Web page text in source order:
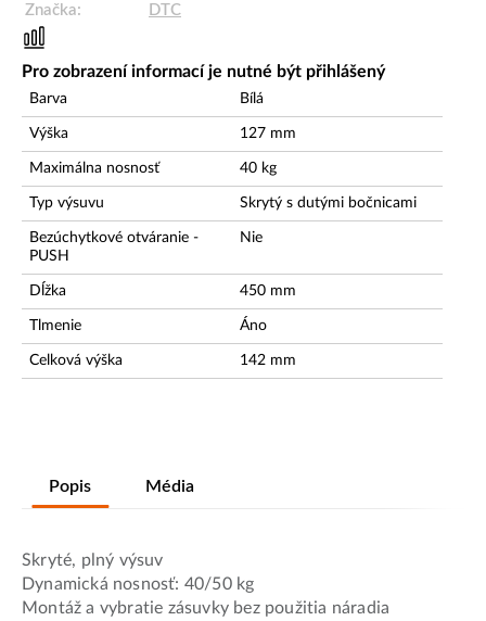
Značka:
DTC
Pro zobrazení informací je nutné být přihlášený
Barva Bílá
Výška 127 mm
Maximálna nosnosť 40 kg
Typ výsuvu Skrytý s dutými bočnicami
Bezúchytkové otváranie -
PUSH
Nie
Dĺžka 450 mm
Tlmenie Áno
Celková výška 142 mm
Popis Média
Skryté, plný výsuv
Dynamická nosnosť: 40/50 kg
Montáž a vybratie zásuvky bez použitia náradia